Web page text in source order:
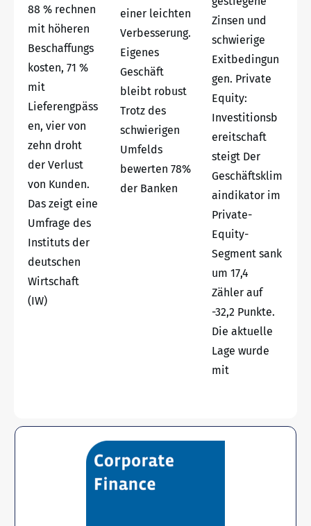
88 % rechnen
mit höheren
Beschaffungs
kosten, 71 %
mit
Lieferengpäss
en, vier von
zehn droht
der Verlust
von Kunden.
Das zeigt eine
Umfrage des
Instituts der
deutschen
Wirtschaft
(IW)
einer leichten
Verbesserung.
Eigenes
Geschäft
bleibt robust
Trotz des
schwierigen
Umfelds
bewerten 78%
der Banken
Zinsen und
schwierige
Exitbedingun
gen. Private
Equity:
Investitionsb
ereitschaft
steigt Der
Geschäftsklim
aindikator im
Private-
Equity-
Segment sank
um 17,4
Zähler auf
-32,2 Punkte.
Die aktuelle
Lage wurde
mit